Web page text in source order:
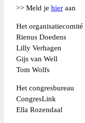
>> Meld je hieraan
Het organisatiecomité
Rienus Doedens
Lilly Verhagen
Gijs van Well
Tom Wolfs
Het congresbureau
CongresLink
Ella Rozendaal